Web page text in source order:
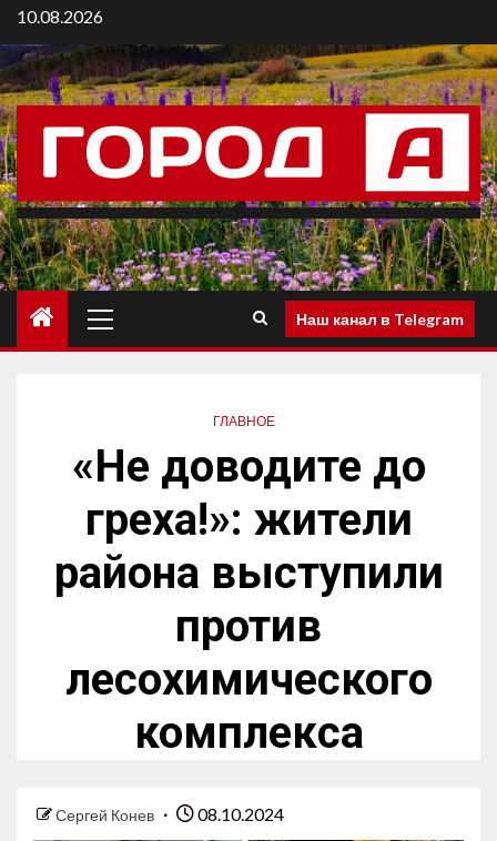
10.08.2026
Наш канал в Telegram
ГЛАВНОЕ
«Не доводите до
греха!»: жители
района выступили
против
лесохимического
комплекса
Сергей Конев 08.10.2024